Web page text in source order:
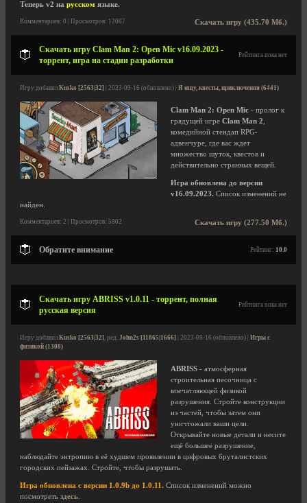
Теперь v2 на русском языке.
Скачать игру (435.70 Мб.)
Комментариев: 0 | Просмотров: 12067
Скачать игру Clam Man 2: Open Mic v16.09.2023 -
торрент, игра на стадии разработки
Рейтинга пока нет
Игру добавил Kusko [2563|32] | 2023-09-16 (обновлено) | Я ищу, квесты, приключения (6441)
Clam Man 2: Open Mic - пролог к
грядущей игре Clam Man 2
комедийной стендап RPG-
адвенчуре, где вас ждет
множество шуток, квестов и
действительно странных вещей.
Игра обновлена до версии
v16.09.2023. Список изменений не
найден.
Скачать игру (277.50 Мб.)
Комментариев: 2 | Просмотров: 5802
Обратите внимание Рейтинг: 10.0
Скачать игру ABRISS v1.0.11 - торрент, полная
русская версия
Рейтинга пока нет
Игру добавил Kusko [2563|32], ред. John2s [11865|1666] | 2023-09-16 (обновлено) | Игры с
физикой (1308)
ABRISS - атмосферная
строительная песочница с
впечатляющей физикой
разрушения. Стройте конструкции
из частей, чтобы затем они
уничтожали ваши цели.
Открывайте новые детали и несите
ещё большее разрушение,
наблюдайте энтропию в её худшем проявлении в цифровых бруталистских
городских пейзажах. Стройте, чтобы разрушать.
Игра обновлена с версии 1.0.9b до 1.0.11. Список изменений можно
посмотреть здесь